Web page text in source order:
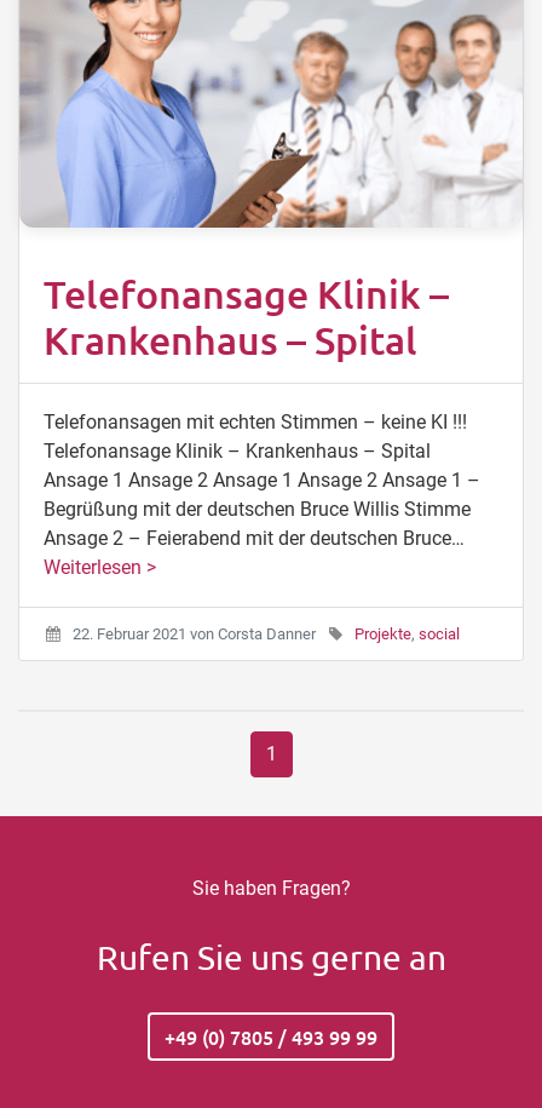
Telefonansage Klinik –
Krankenhaus – Spital
Telefonansagen mit echten Stimmen – keine KI !!!
Telefonansage Klinik – Krankenhaus – Spital
Ansage 1 Ansage 2 Ansage 1 Ansage 2 Ansage 1 –
Begrüßung mit der deutschen Bruce Willis Stimme
Ansage 2 – Feierabend mit der deutschen Bruce…
Weiterlesen >
22. Februar 2021 von Corsta Danner Projekte, social
1
Sie haben Fragen?
Rufen Sie uns gerne an
+49 (0) 7805 / 493 99 99